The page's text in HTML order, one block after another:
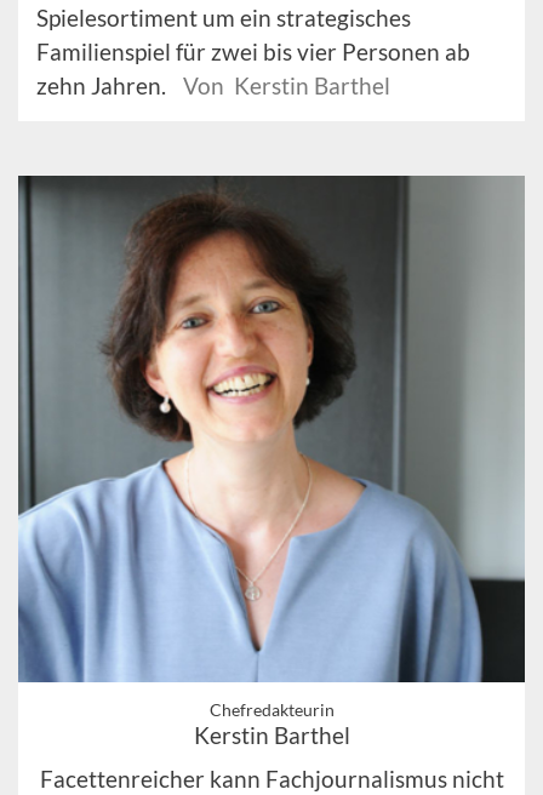
Spielesortiment um ein strategisches
Familienspiel für zwei bis vier Personen ab
zehn Jahren.
Von Kerstin Barthel
Chefredakteurin
Kerstin Barthel
Facettenreicher kann Fachjournalismus nicht